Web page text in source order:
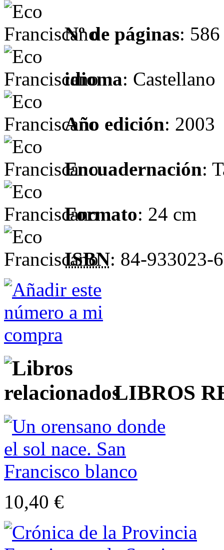
Nº de páginas:
idioma: Castellano
Año edición: 2003
Encuadernación:
Formato: 24 cm
ISBN: 84-933023-
LIBROS
10,40 €